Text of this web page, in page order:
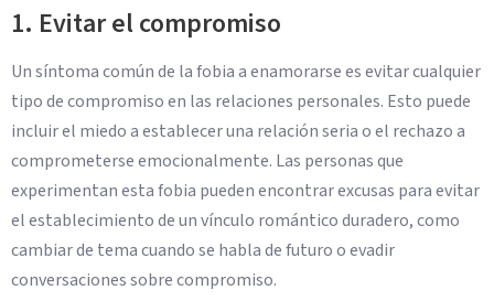
1. Evitar el compromiso
Un síntoma común de la fobia a enamorarse es evitar cualquier
tipo de compromiso en las relaciones personales. Esto puede
incluir el miedo a establecer una relación seria o el rechazo a
comprometerse emocionalmente. Las personas que
experimentan esta fobia pueden encontrar excusas para evitar
el establecimiento de un vínculo romántico duradero, como
cambiar de tema cuando se habla de futuro o evadir
conversaciones sobre compromiso.